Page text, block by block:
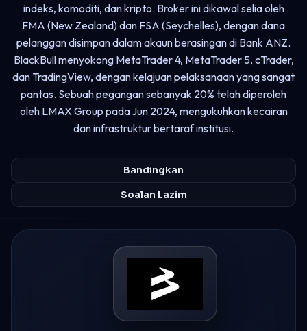
indeks, komoditi, dan kripto. Broker ini dikawal selia oleh
FMA (New Zealand) dan FSA (Seychelles), dengan dana
pelanggan disimpan dalam akaun berasingan di Bank ANZ.
BlackBull menyokong MetaTrader 4, MetaTrader 5, cTrader,
dan TradingView, dengan kelajuan pelaksanaan yang sangat
pantas. Sebuah pegangan sebanyak 20% telah diperoleh
oleh LMAX Group pada Jun 2024, mengukuhkan kecairan
dan infrastruktur bertaraf institusi.
Bandingkan
Soalan Lazim